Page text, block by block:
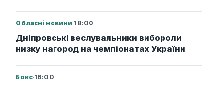
Обласні новини·18:00
Дніпровські веслувальники вибороли
низку нагород на чемпіонатах України
Бокс·16:00